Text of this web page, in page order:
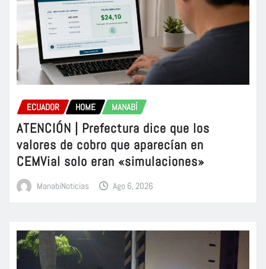
ECUADOR HOME MANABÍ
ATENCIÓN | Prefectura dice que los
valores de cobro que aparecían en
CEMVial solo eran «simulaciones»
ManabiNoticias Ago 6, 2026